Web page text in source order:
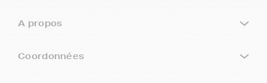
A propos
Coordonnées